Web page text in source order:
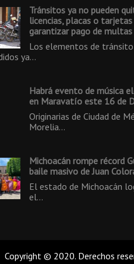
Tránsitos ya no pueden
licencias, placas o tarjetas
garantizar pago de multas
Los elementos de
ya…
Habrá evento de música
en Maravatío este 16 de
Originarias de Ciudad de
Morelia…
Michoacán rompe récord
baile masivo de Juan
El estado de Michoacán
el…
Copyright © 2020. Derechos